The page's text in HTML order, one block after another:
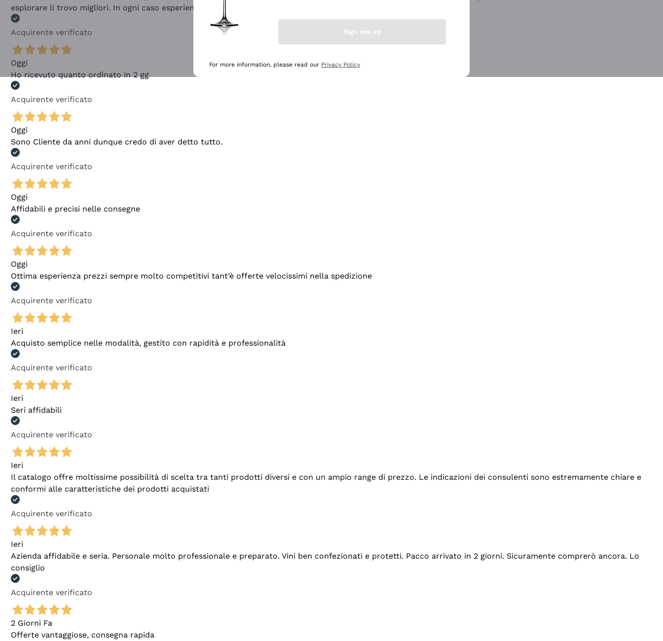
esplorare li trovo migliori. In ogni caso esperienza buona e lo consiglio! 👍
Acquirente verificato
Oggi
Ho ricevuto quanto ordinato in 2 gg
Acquirente verificato
Oggi
Sono Cliente da anni dunque credo di aver detto tutto.
Acquirente verificato
Oggi
Affidabili e precisi nelle consegne
Acquirente verificato
Oggi
Ottima esperienza prezzi sempre molto competitivi tant’è offerte velocissimi nella spedizione
Acquirente verificato
Ieri
Acquisto semplice nelle modalità, gestito con rapidità e professionalità
Acquirente verificato
Ieri
Seri affidabili
Acquirente verificato
Ieri
Il catalogo offre moltissime possibilità di scelta tra tanti prodotti diversi e con un ampio range di prezzo. Le indicazioni dei consulenti sono estremamente chiare e
conformi alle caratteristiche dei prodotti acquistati
Acquirente verificato
Ieri
Azienda affidabile e seria. Personale molto professionale e preparato. Vini ben confezionati e protetti. Pacco arrivato in 2 giorni. Sicuramente comprerò ancora. Lo
consiglio
Acquirente verificato
2 Giorni Fa
Offerte vantaggiose, consegna rapida
Sign me up
For more information, please read our Privacy Policy